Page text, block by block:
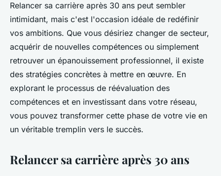
Relancer sa carrière après 30 ans peut sembler
intimidant, mais c'est l'occasion idéale de redéfinir
vos ambitions. Que vous désiriez changer de secteur,
acquérir de nouvelles compétences ou simplement
retrouver un épanouissement professionnel, il existe
des stratégies concrètes à mettre en œuvre. En
explorant le processus de réévaluation des
compétences et en investissant dans votre réseau,
vous pouvez transformer cette phase de votre vie en
un véritable tremplin vers le succès.
Relancer sa carrière après 30 ans